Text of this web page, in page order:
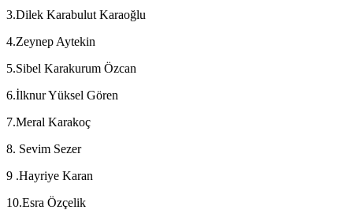
3.Dilek Karabulut Karaoğlu
4.Zeynep Aytekin
5.Sibel Karakurum Özcan
6.İlknur Yüksel Gören
7.Meral Karakoç
8. Sevim Sezer
9 .Hayriye Karan
10.Esra Özçelik